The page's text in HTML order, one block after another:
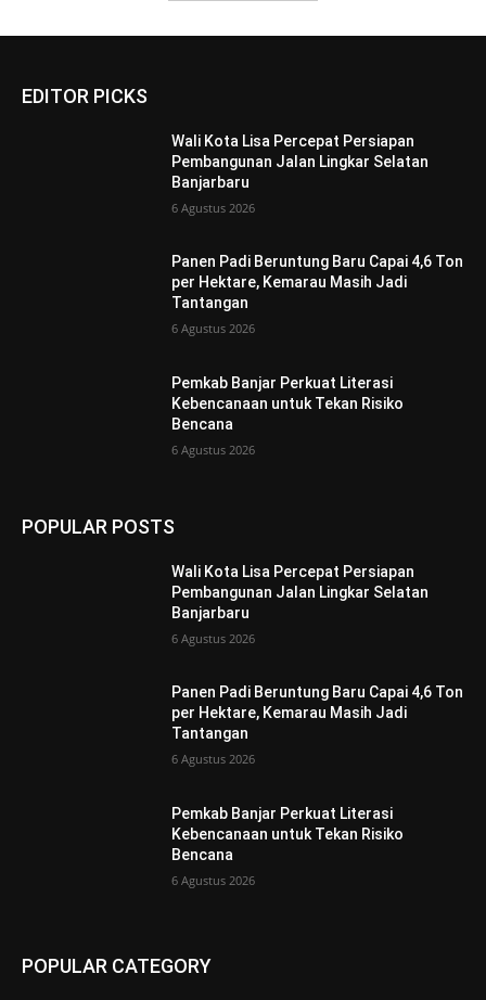
EDITOR PICKS
Wali Kota Lisa Percepat Persiapan
Pembangunan Jalan Lingkar Selatan
Banjarbaru
6 Agustus 2026
Panen Padi Beruntung Baru Capai 4,6 Ton
per Hektare, Kemarau Masih Jadi
Tantangan
6 Agustus 2026
Pemkab Banjar Perkuat Literasi
Kebencanaan untuk Tekan Risiko
Bencana
6 Agustus 2026
POPULAR POSTS
Wali Kota Lisa Percepat Persiapan
Pembangunan Jalan Lingkar Selatan
Banjarbaru
6 Agustus 2026
Panen Padi Beruntung Baru Capai 4,6 Ton
per Hektare, Kemarau Masih Jadi
Tantangan
6 Agustus 2026
Pemkab Banjar Perkuat Literasi
Kebencanaan untuk Tekan Risiko
Bencana
6 Agustus 2026
POPULAR CATEGORY